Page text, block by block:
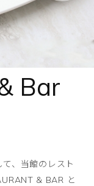
Bar
、当館のレスト
& BAR と